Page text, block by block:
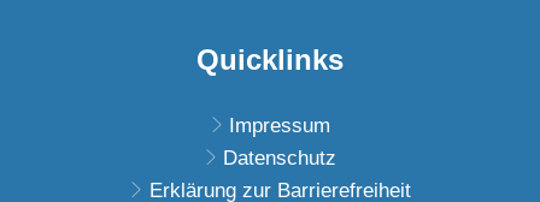
Quicklinks
Impressum
Datenschutz
Erklärung zur Barrierefreiheit